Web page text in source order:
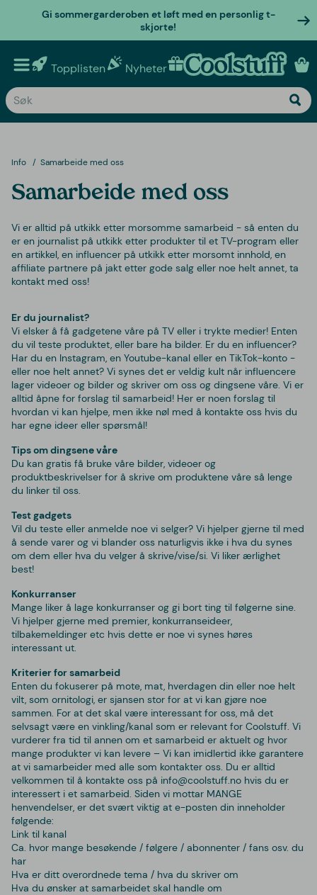
Gi sommergarderoben et løft med en personlig t-
skjorte!
Topplisten Nyheter Personlige gaver
Info Samarbeide med oss
Samarbeide med oss
Vi er alltid på utkikk etter morsomme samarbeid - så enten du
er en journalist på utkikk etter produkter til et TV-program eller
en artikkel, en influencer på utkikk etter morsomt innhold, en
affiliate partnere på jakt etter gode salg eller noe helt annet, ta
kontakt med oss!
Er du journalist?
Vi elsker å få gadgetene våre på TV eller i trykte medier! Enten
du vil teste produktet, eller bare ha bilder. Er du en influencer?
Har du en Instagram, en Youtube-kanal eller en TikTok-konto -
eller noe helt annet? Vi synes det er veldig kult når influencere
lager videoer og bilder og skriver om oss og dingsene våre. Vi er
alltid åpne for forslag til samarbeid! Her er noen forslag til
hvordan vi kan hjelpe, men ikke nøl med å kontakte oss hvis du
har egne ideer eller spørsmål!
Tips om dingsene våre
Du kan gratis få bruke våre bilder, videoer og
produktbeskrivelser for å skrive om produktene våre så lenge
du linker til oss.
Test gadgets
Vil du teste eller anmelde noe vi selger? Vi hjelper gjerne til med
å sende varer og vi blander oss naturligvis ikke i hva du synes
om dem eller hva du velger å skrive/vise/si. Vi liker ærlighet
best!
Konkurranser
Mange liker å lage konkurranser og gi bort ting til følgerne sine.
Vi hjelper gjerne med premier, konkurranseideer,
tilbakemeldinger etc hvis dette er noe vi synes høres
interessant ut.
Kriterier for samarbeid
Enten du fokuserer på mote, mat, hverdagen din eller noe helt
vilt, som ornitologi, er sjansen stor for at vi kan gjøre noe
sammen. For at det skal være interessant for oss, må det
selvsagt være en vinkling/kanal som er relevant for Coolstuff. Vi
vurderer fra tid til annen om et samarbeid er aktuelt og hvor
mange produkter vi kan levere – Vi kan imidlertid ikke garantere
at vi samarbeider med alle som kontakter oss. Du er alltid
velkommen til å kontakte oss på info@coolstuff.no hvis du er
interessert i et samarbeid. Siden vi mottar MANGE
henvendelser, er det svært viktig at e-posten din inneholder
følgende:
Link til kanal
Ca. hvor mange besøkende / følgere / abonnenter / fans osv. du
har
Hva er ditt overordnede tema / hva du skriver om
Hva du ønsker at samarbeidet skal handle om